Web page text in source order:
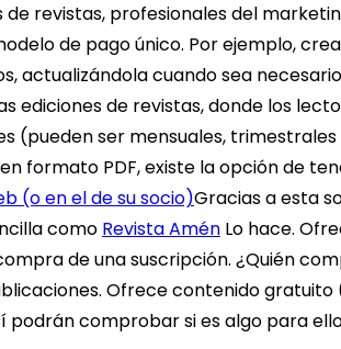
revistas, profesionales del
de pago único. Por ejemplo,
actualizándola cuando sea
ediciones de revistas, donde los
(pueden ser mensuales, trimestrales
formato PDF, existe la opción de
(o en el de su socio)Gracias a esta
como Revista Amén Lo hace.
de una suscripción. ¿Quién
Ofrece contenido gratuito
comprobar si es algo para